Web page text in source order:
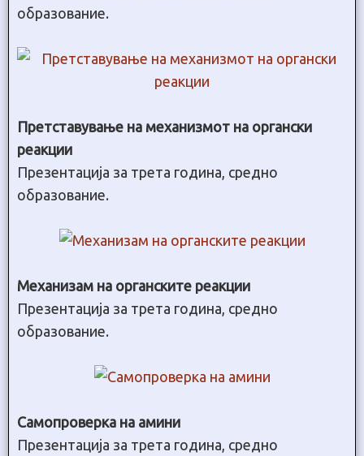
образование.
Претставување на механизмот на органски
реакции
Презентација за трета година, средно
образование.
Механизам на органските реакции
Презентација за трета година, средно
образование.
Самопроверка на амини
Презентација за трета година, средно